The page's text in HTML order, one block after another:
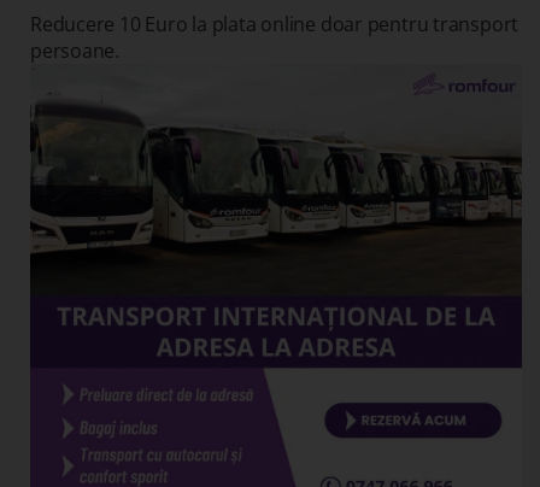
Reducere 10 Euro la plata online doar pentru transport
persoane.